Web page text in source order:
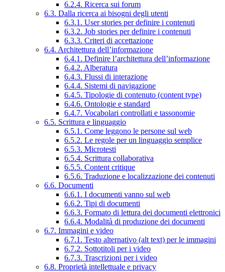
6.2.4. Ricerca sui forum
6.3. Dalla ricerca ai bisogni degli utenti
6.3.1. User stories per definire i contenuti
6.3.2. Job stories per definire i contenuti
6.3.3. Criteri di accettazione
6.4. Architettura dell’informazione
6.4.1. Definire l’architettura dell’informazione
6.4.2. Alberatura
6.4.3. Flussi di interazione
6.4.4. Sistemi di navigazione
6.4.5. Tipologie di contenuto (content type)
6.4.6. Ontologie e standard
6.4.7. Vocabolari controllati e tassonomie
6.5. Scrittura e linguaggio
6.5.1. Come leggono le persone sul web
6.5.2. Le regole per un linguaggio semplice
6.5.3. Microtesti
6.5.4. Scrittura collaborativa
6.5.5. Content critique
6.5.6. Traduzione e localizzazione dei contenuti
6.6. Documenti
6.6.1. I documenti vanno sul web
6.6.2. Tipi di documenti
6.6.3. Formato di lettura dei documenti elettronici
6.6.4. Modalità di produzione dei documenti
6.7. Immagini e video
6.7.1. Testo alternativo (alt text) per le immagini
6.7.2. Sottotitoli per i video
6.7.3. Trascrizioni per i video
6.8. Proprietà intellettuale e privacy